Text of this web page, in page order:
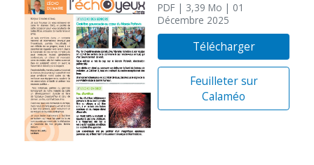
PDF | 3,39 Mo | 01
Décembre 2025
Télécharger
Feuilleter sur
Calaméo